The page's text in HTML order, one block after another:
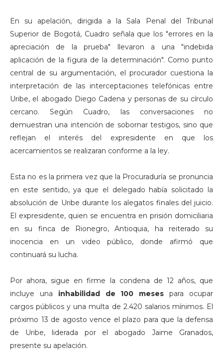
En su apelación, dirigida a la Sala Penal del Tribunal
Superior de Bogotá, Cuadro señala que los "errores en la
apreciación de la prueba" llevaron a una "indebida
aplicación de la figura de la determinación". Como punto
central de su argumentación, el procurador cuestiona la
interpretación de las interceptaciones telefónicas entre
Uribe, el abogado Diego Cadena y personas de su círculo
cercano. Según Cuadro, las conversaciones no
demuestran una intención de sobornar testigos, sino que
reflejan el interés del expresidente en que los
acercamientos se realizaran conforme a la ley.
Esta no es la primera vez que la Procuraduría se pronuncia
en este sentido, ya que el delegado había solicitado la
absolución de Uribe durante los alegatos finales del juicio.
El expresidente, quien se encuentra en prisión domiciliaria
en su finca de Rionegro, Antioquia, ha reiterado su
inocencia en un video público, donde afirmó que
continuará su lucha.
Por ahora, sigue en firme la condena de 12 años, que
incluye una inhabilidad de 100 meses para ocupar
cargos públicos y una multa de 2.420 salarios mínimos. El
próximo 13 de agosto vence el plazo para que la defensa
de Uribe, liderada por el abogado Jaime Granados,
presente su apelación.